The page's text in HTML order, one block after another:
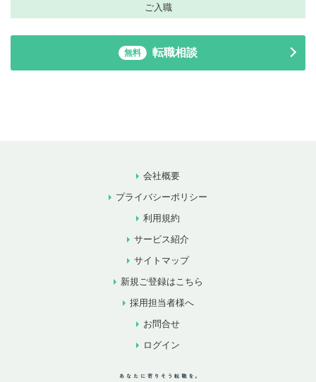
ご入職
無料 転職相談
会社概要
プライバシーポリシー
利用規約
サービス紹介
サイトマップ
新規ご登録はこちら
採用担当者様へ
お問合せ
ログイン